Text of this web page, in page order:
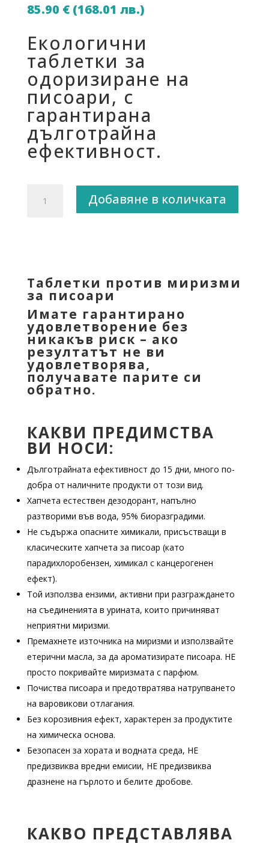
85.90 € (168.01 лв.)
Екологични
таблетки за
одоризиране на
писоари, с
гарантирана
дълготрайна
ефективност.
за
писоари
Добавяне в количката
Таблетки против миризми
за писоари
Имате гарантирано
удовлетворение без
никакъв риск – ако
резултатът не ви
удовлетворява,
получавате парите си
обратно.
КАКВИ ПРЕДИМСТВА
ВИ НОСИ:
Дълготрайната ефективност до 15 дни, много по-
добра от наличните продукти от този вид.
Хапчета естествен дезодорант, напълно
разтворими във вода, 95% биоразградими.
Не съдържа опасните химикали, присъстващи в
класическите хапчета за писоар (като
парадихлоробензен, химикал с канцерогенен
ефект).
Той използва ензими, активни при разграждането
на съединенията в урината, които причиняват
неприятни миризми.
Премахнете източника на миризми и използвайте
етерични масла, за да ароматизирате писоара. НЕ
просто покривайте миризмата с парфюм.
Почиства писоара и предотвратява натрупването
на варовикови отлагания.
Без корозивния ефект, характерен за продуктите
на химическа основа.
Безопасен за хората и водната среда, НЕ
предизвиква вредни емисии, НЕ предизвиква
дразнене на гърлото и белите дробове.
КАКВО ПРЕДСТАВЛЯВА